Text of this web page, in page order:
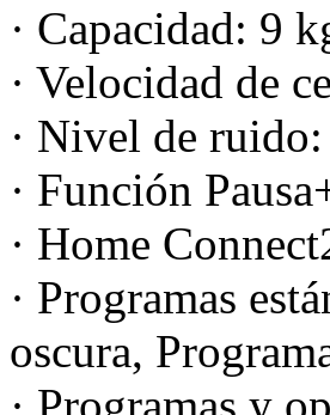
· Capacidad: 9
· Velocidad de
· Nivel de
· Función
· Home
· Programas
oscura,
· Programas y